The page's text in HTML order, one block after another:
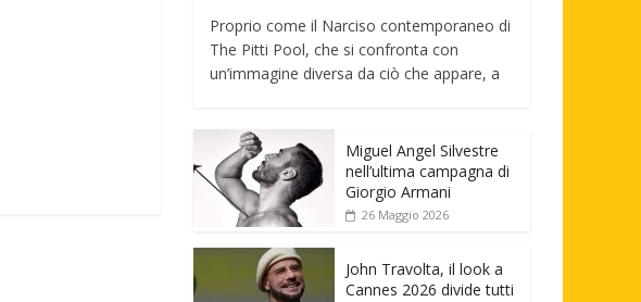
Proprio come il Narciso contemporaneo di
The Pitti Pool, che si confronta con
un’immagine diversa da ciò che appare, a
Miguel Angel Silvestre
nell’ultima campagna di
Giorgio Armani
26 Maggio 2026
John Travolta, il look a
Cannes 2026 divide tutti